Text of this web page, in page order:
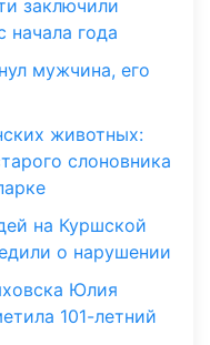
заключили
начала года
мужчина, его
животных:
слоновника
на Куршской
о нарушении
Юлия
101-летний